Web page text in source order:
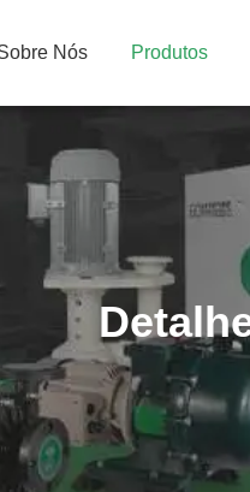
Nós Produtos